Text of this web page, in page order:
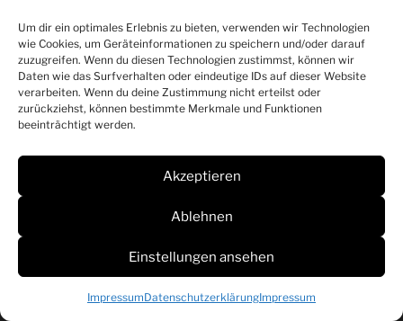
Um dir ein optimales Erlebnis zu bieten, verwenden wir Technologien
wie Cookies, um Geräteinformationen zu speichern und/oder darauf
zuzugreifen. Wenn du diesen Technologien zustimmst, können wir
Daten wie das Surfverhalten oder eindeutige IDs auf dieser Website
verarbeiten. Wenn du deine Zustimmung nicht erteilst oder
zurückziehst, können bestimmte Merkmale und Funktionen
beeinträchtigt werden.
Akzeptieren
Ablehnen
Einstellungen ansehen
ImpressumDatenschutzerklärungImpressum
hp-underwaterphoto.com Copyright © All Rights
Reserved |@|#